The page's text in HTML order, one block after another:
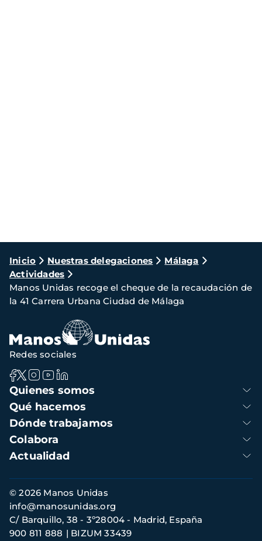
Ruta
de
navegación
Inicio Nuestras delegaciones
Málaga
Actividades
Manos Unidas recoge el cheque de la recaudación de
la 41 Carrera Urbana Ciudad de Málaga
Navegación
principal
Quienes somos
Qué hacemos
Dónde trabajamos
Colabora
Actualidad
Redes sociales
Información
de
contacto
© 2026 Manos Unidas
C/ Barquillo, 38 - 3º28004 - Madrid, España
900 811 888
BIZUM 33439
info@manosunidas.org